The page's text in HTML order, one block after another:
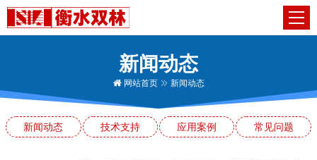
新闻动态
网站首页 新闻动态
新闻动态 技术支持 应用案例 常见问题